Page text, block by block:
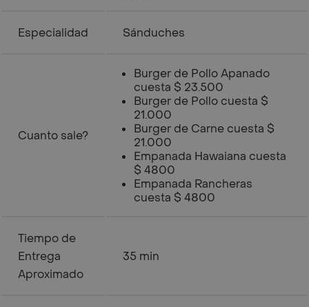
Especialidad Sánduches
Cuanto sale?
Burger de Pollo Apanado
cuesta $ 23.500
Burger de Pollo cuesta $
21.000
Burger de Carne cuesta $
21.000
Empanada Hawaiana cuesta
$ 4800
Empanada Rancheras
cuesta $ 4800
Tiempo de
Entrega
Aproximado
35 min